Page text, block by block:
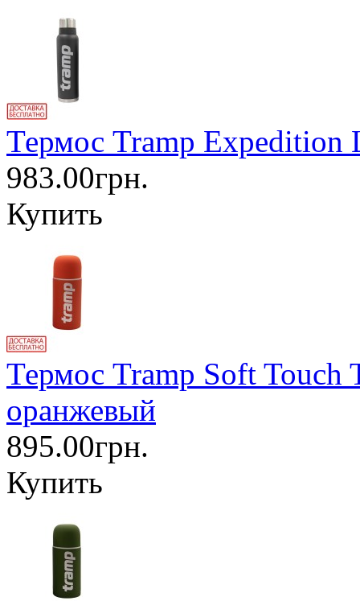
Термос Tramp Expedition
983.00грн.
Купить
Термос Tramp Soft Touch
оранжевый
895.00грн.
Купить